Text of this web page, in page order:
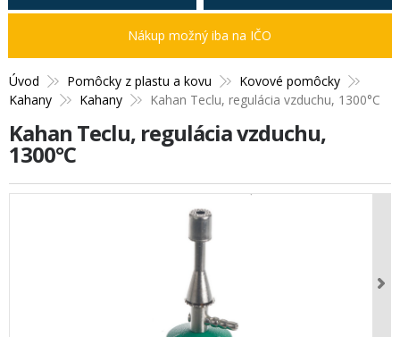
Úvod Pomôcky z plastu a kovu
Kovové pomôcky
Kahany
Kahany Kahan Teclu, regulácia vzduchu, 1300°C
Kahan Teclu, regulácia vzduchu,
1300°C
Nákup možný iba na IČO